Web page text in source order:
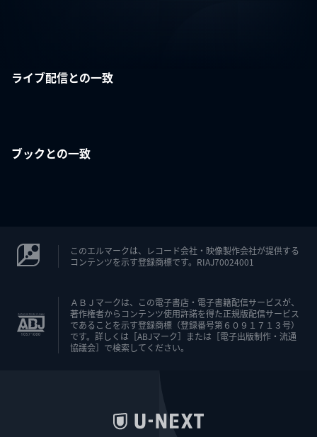
ライブ配信との一致
ブックとの一致
このエルマークは、レコード会社・映像製作会社が提供する
コンテンツを示す登録商標です。RIAJ70024001
ＡＢＪマークは、この電子書店・電子書籍配信サービスが、
著作権者からコンテンツ使用許諾を得た正規版配信サービス
であることを示す登録商標（登録番号第６０９１７１３号）
です。詳しくは［ABJマーク］または［電子出版制作・流通
協議会］で検索してください。